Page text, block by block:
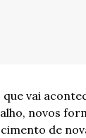
vai
novos
de